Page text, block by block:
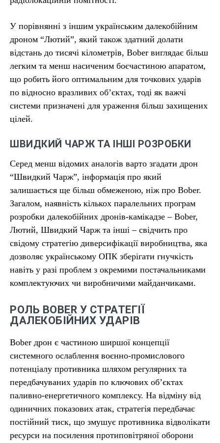
У порівнянні з іншим українським далекобійним
дроном “Лютий”, який також здатний долати
відстань до тисячі кілометрів, Bober виглядає більш
легким та менш насиченим боєчастиною апаратом,
що робить його оптимальним для точкових ударів
по відносно вразливих об’єктах, тоді як важчі
системи призначені для ураження більш захищених
цілей.
ШВИДКИЙ ЧАРЖ ТА ІНШІ РОЗРОБКИ
Серед менш відомих аналогів варто згадати дрон
“Швидкий Чарж”, інформація про який
залишається ще більш обмеженою, ніж про Bober.
Загалом, наявність кількох паралельних програм
розробки далекобійних дронів-камікадзе – Bober,
Лютий, Швидкий Чарж та інші – свідчить про
свідому стратегію диверсифікації виробництва, яка
дозволяє українському ОПК зберігати гнучкість
навіть у разі проблем з окремими постачальниками
комплектуючих чи виробничими майданчиками.
РОЛЬ BOBER У СТРАТЕГІЇ
ДАЛЕКОБІЙНИХ УДАРІВ
Bober дрон є частиною ширшої концепції
системного ослаблення воєнно-промислового
потенціалу противника шляхом регулярних та
передбачуваних ударів по ключових об’єктах
паливно-енергетичного комплексу. На відміну від
одиничних показових атак, стратегія передбачає
постійний тиск, що змушує противника відволікати
ресурси на посилення протиповітряної оборони